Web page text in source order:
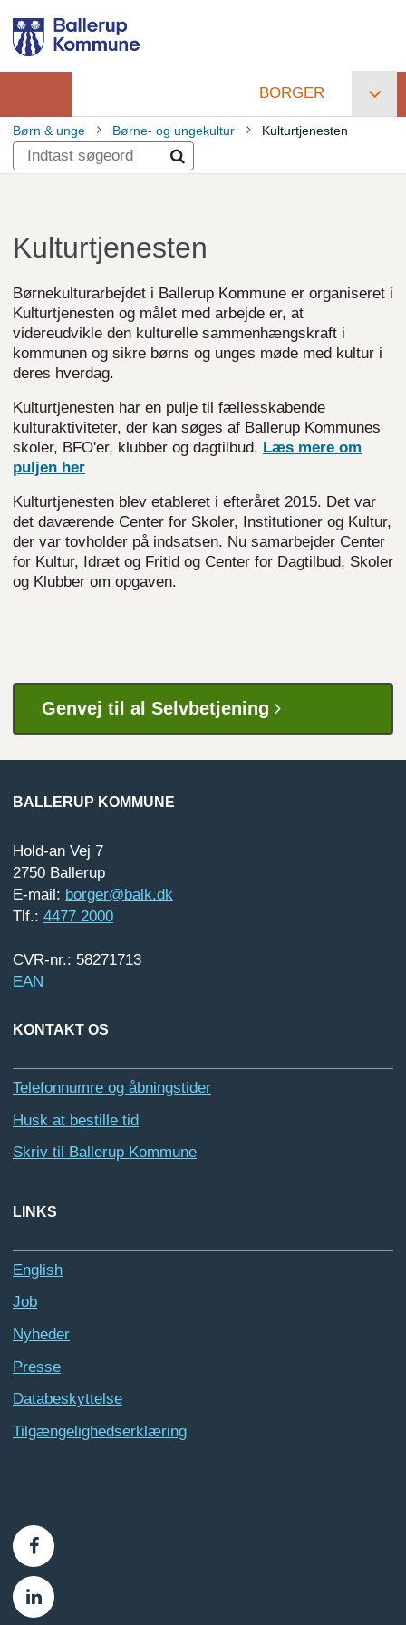
hovedindhold
Primær
navigation
BORGER
Brødkrumme
Børn & unge Børne- og ungekultur Kulturtjenesten
Kulturtjenesten
Børnekulturarbejdet i Ballerup Kommune er organiseret i
Kulturtjenesten og målet med arbejde er, at
videreudvikle den kulturelle sammenhængskraft i
kommunen og sikre børns og unges møde med kultur i
deres hverdag.
Kulturtjenesten har en pulje til fællesskabende
kulturaktiviteter, der kan søges af Ballerup Kommunes
skoler, BFO'er, klubber og dagtilbud. Læs mere om
puljen her
Kulturtjenesten blev etableret i efteråret 2015. Det var
det daværende Center for Skoler, Institutioner og Kultur,
der var tovholder på indsatsen. Nu samarbejder Center
for Kultur, Idræt og Fritid og Center for Dagtilbud, Skoler
og Klubber om opgaven.
Genvej til al Selvbetjening
BALLERUP KOMMUNE
Hold-an Vej 7
2750 Ballerup
E-mail: borger@balk.dk
Tlf.: 4477 2000
CVR-nr.: 58271713
EAN
KONTAKT OS
Telefonnumre og åbningstider
Husk at bestille tid
Skriv til Ballerup Kommune
LINKS
English
Job
Nyheder
Presse
Databeskyttelse
Tilgængelighedserklæring